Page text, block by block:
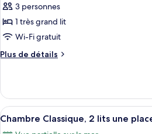
une
place,
vue
ville
ce
type
de
chambre :
Chambre
très
grand
lit,
3 personnes
1 très grand lit
Wi-Fi gratuit
Plus de détails
Plus
le
type
de
Afficher
toutes
Une
7
Chambre Classique, 2 lits une